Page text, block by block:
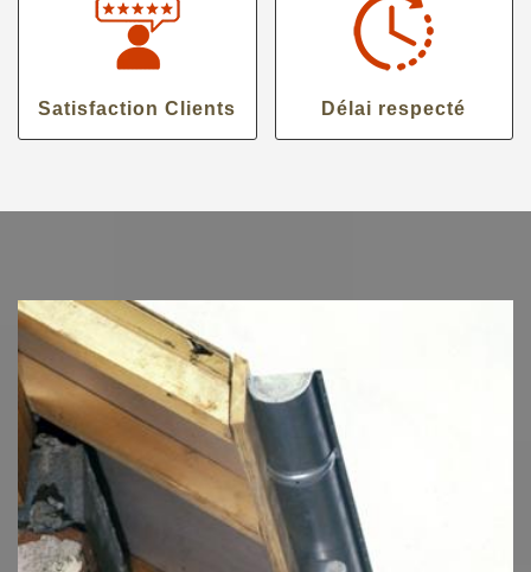
Satisfaction Clients Délai respecté